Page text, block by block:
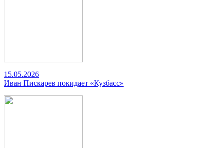
15.05.2026
Иван Пискарев покидает «Кузбасс»